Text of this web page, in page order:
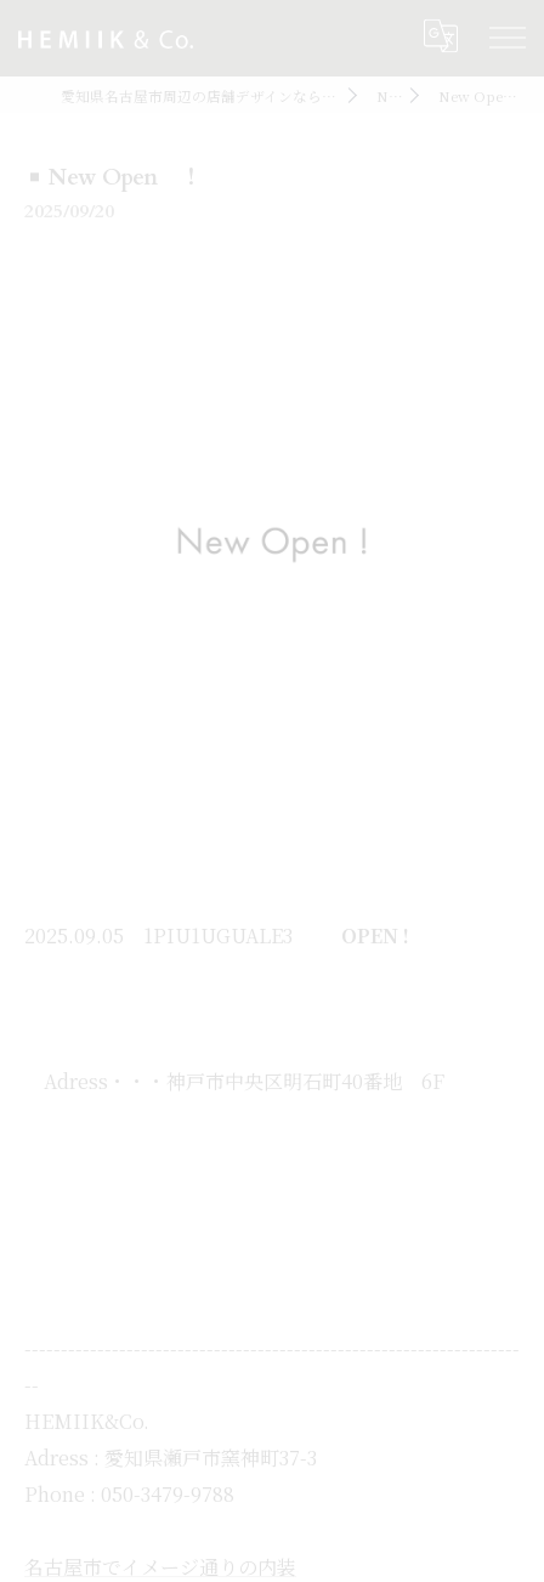
愛知県名古屋市周辺の店舗デザインならHEMIIK&Co. Note New Open ！
New Open ！
2025.09.05 1PIU1UGUALE3 OPEN !
Adress・・・神戸市中央区明石町40番地 6F
--------------------------------------------------------------------
--
HEMIIK&Co.
Adress : 愛知県瀬戸市窯神町37-3
Phone : 050-3479-9788
名古屋市でイメージ通りの内装